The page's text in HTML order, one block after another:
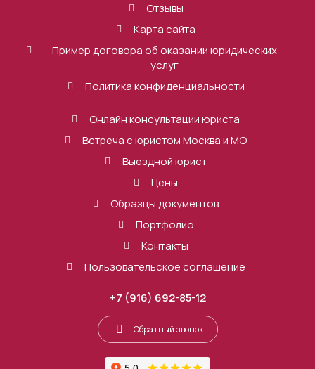
Отзывы
Карта сайта
Пример договора об оказании юридических
услуг
Политика конфиденциальности
Онлайн консультации юриста
Встреча с юристом Москва и МО
Выездной юрист
Цены
Образцы документов
Портфолио
Контакты
Пользовательское соглашение
+7 (916) 692-85-12
Обратный звонок